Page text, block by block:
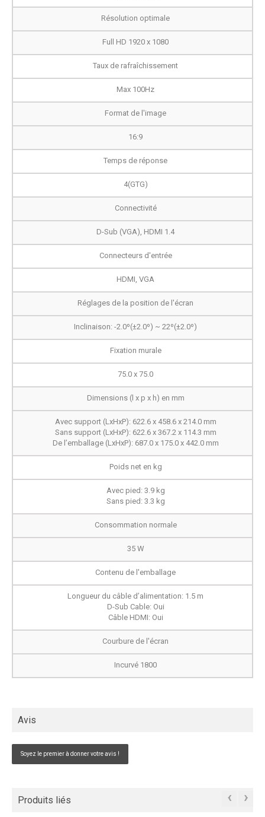
Résolution optimale
Full HD 1920 x 1080
Taux de rafraîchissement
Max 100Hz
Format de l'image
16:9
Temps de réponse
4(GTG)
Connectivité
D-Sub (VGA), HDMI 1.4
Connecteurs d'entrée
HDMI, VGA
Réglages de la position de l'écran
Inclinaison: -2.0º(±2.0º) ~ 22º(±2.0º)
Fixation murale
75.0 x 75.0
Dimensions (l x p x h) en mm
Avec support (LxHxP): 622.6 x 458.6 x 214.0 mm
Sans support (LxHxP): 622.6 x 367.2 x 114.3 mm
De l’emballage (LxHxP): 687.0 x 175.0 x 442.0 mm
Poids net en kg
Avec pied: 3.9 kg
Sans pied: 3.3 kg
Consommation normale
35 W
Contenu de l'emballage
Longueur du câble d’alimentation: 1.5 m
D-Sub Cable: Oui
Câble HDMI: Oui
Courbure de l'écran
Incurvé 1800
Avis
Soyez le premier à donner votre avis !
Produits liés ‹ ›